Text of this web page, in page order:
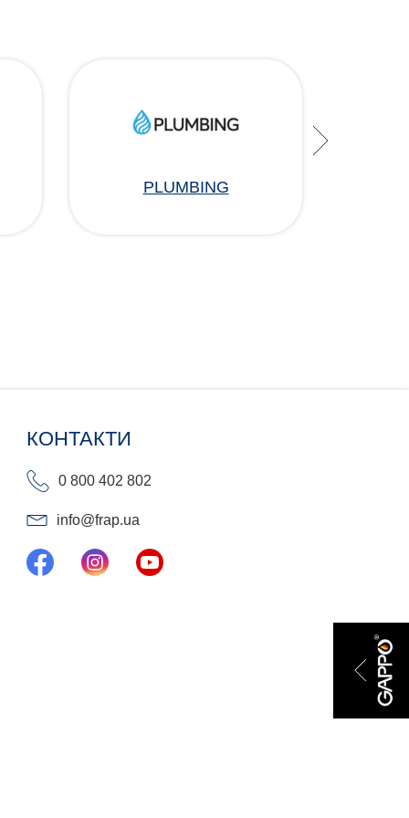
PLUMBING
КОНТАКТИ
0 800 402 802
info@frap.ua